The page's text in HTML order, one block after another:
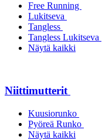
Free Running
Lukitseva
Tangless
Tangless Lukitseva
Näytä kaikki
Niittimutterit
Kuusiorunko
Pyöreä Runko
Näytä kaikki